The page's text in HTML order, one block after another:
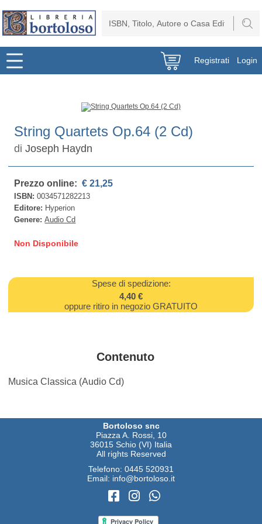
Registrati Login
String Quartets Op.64 (2 Cd)
diJoseph Haydn
Prezzo online: € 21,25
ISBN:0034571282213
Editore: Hyperion
Genere:Audio Cd
Non Disponibile
Spese di spedizione:
4,40 €
oppure ritiro in negozio GRATUITO
Contenuto
Musica Classica (Audio Cd)
Bortoloso snc
Piazza A. Rossi, 10
36015 Schio (VI) Italia
All rights Reserved
Telefono: 0445 520931
Email: info@bortoloso.it